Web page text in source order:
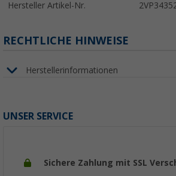
Hersteller Artikel-Nr.
RECHTLICHE HINWEISE
Herstellerinformationen
UNSER SERVICE
Sichere Zahlung mit SSL